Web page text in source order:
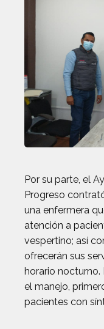
Por su parte, el
Progreso
una enfermera
atención a
vespertino; así
ofrecerán sus
horario nocturno.
el manejo,
pacientes con